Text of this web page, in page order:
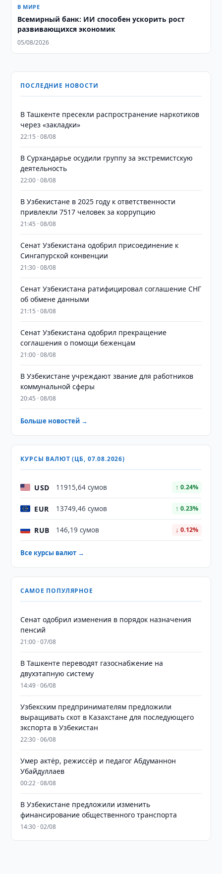
В МИРЕ
Всемирный банк: ИИ способен ускорить рост
развивающихся экономик
05/08/2026
ПОСЛЕДНИЕ НОВОСТИ
В Ташкенте пресекли распространение наркотиков
через «закладки»
22:15 · 08/08
В Сурхандарье осудили группу за экстремистскую
деятельность
22:00 · 08/08
В Узбекистане в 2025 году к ответственности
привлекли 7517 человек за коррупцию
21:45 · 08/08
Сенат Узбекистана одобрил присоединение к
Сингапурской конвенции
21:30 · 08/08
Сенат Узбекистана ратифицировал соглашение СНГ
об обмене данными
21:15 · 08/08
Сенат Узбекистана одобрил прекращение
соглашения о помощи беженцам
21:00 · 08/08
В Узбекистане учреждают звание для работников
коммунальной сферы
20:45 · 08/08
Больше новостей →
КУРСЫ ВАЛЮТ (ЦБ, 07.08.2026)
USD 11915,64 сумов ↑ 0.24%
EUR 13749,46 сумов ↑ 0.23%
RUB 146,19 сумов ↓ 0.12%
Все курсы валют →
САМОЕ ПОПУЛЯРНОЕ
Сенат одобрил изменения в порядок назначения
пенсий
21:00 · 07/08
В Ташкенте переводят газоснабжение на
двухэтапную систему
14:49 · 06/08
Узбекским предпринимателям предложили
выращивать скот в Казахстане для последующего
экспорта в Узбекистан
22:30 · 06/08
Умер актёр, режиссёр и педагог Абдуманнон
Убайдуллаев
00:22 · 08/08
В Узбекистане предложили изменить
финансирование общественного транспорта
14:30 · 02/08